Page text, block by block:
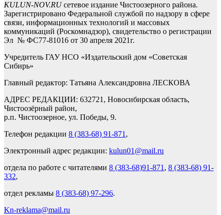
KULUN-NOV.RUсетевое издание Чистоозерного района.
Зарегистрировано Федеральной службой по надзору в сфере
связи, информационных технологий и массовых
коммуникаций (Роскомнадзор), свидетельство о регистрации
Эл № ФС77-81016 от 30 апреля 2021г.
Учредитель ГАУ НСО «Издательский дом «Советская
Сибирь»
Главный редактор: Татьяна Александровна ЛЕСКОВА
АДРЕС РЕДАКЦИИ: 632721, Новосибирская область,
Чистоозёрный район,
р.п. Чистоозерное, ул. Победы, 9.
Телефон редакции 8 (383-68) 91-871 ,
Электронный адрес редакции: kulun01@mail.ru
отдела по работе с читателями 8 (383-68)91-871 , 8 (383-68) 91-
332,
отдел рекламы 8 (383-68) 97-296.
Kn-reklama@mail.ru